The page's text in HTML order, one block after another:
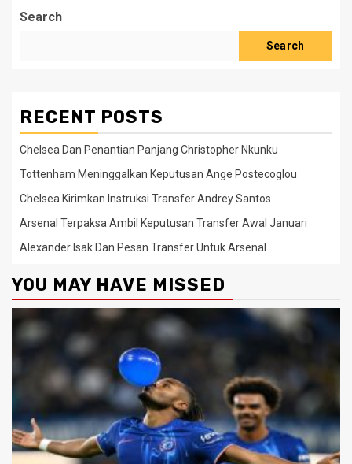
Search
Search
RECENT POSTS
Chelsea Dan Penantian Panjang Christopher Nkunku
Tottenham Meninggalkan Keputusan Ange Postecoglou
Chelsea Kirimkan Instruksi Transfer Andrey Santos
Arsenal Terpaksa Ambil Keputusan Transfer Awal Januari
Alexander Isak Dan Pesan Transfer Untuk Arsenal
YOU MAY HAVE MISSED